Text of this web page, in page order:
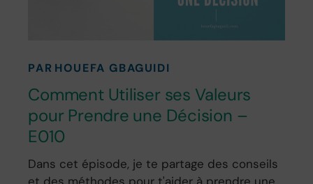
PAR HOUEFA GBAGUIDI
Comment Utiliser ses Valeurs
pour Prendre une Décision –
E010
Dans cet épisode, je te partage des conseils